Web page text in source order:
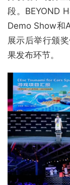
段。BEYOND
Demo Show和
展示后举行颁
果发布环节。